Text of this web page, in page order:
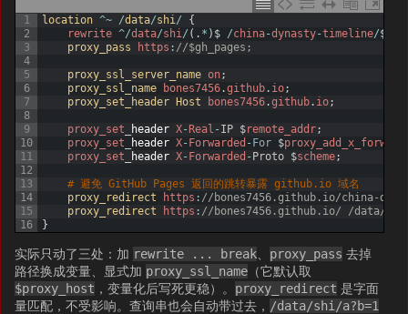
1
2
3
4
5
6
7
8
9
10
11
12
13
14
15
16
location ^~ /data/shi /
{
rewrite ^/data/shi / ( . * ) $ /china-dynasty-timeline/$
proxy_pass
https : //$gh_pages;
proxy_ssl_server_name on;
proxy_ssl_name
bones7456.github. io;
proxy_set_header Host bones7456.github. io;
proxy_set header X-Real - IP $remote_addr;
proxy_set
header X-Forwarded -For $
proxy_set
header X- Forwarded - Proto $scheme;
# 避免 GitHub Pages 返回的跳转暴露 github.io 域名
proxy_redirect
https : //bones7456.github.io/china-
proxy_redirect
https : //bones7456.github.io/ /data/
}
实际只动了三处：加 rewrite ... break proxy_pass 去掉
路径换成变量、显式加 proxy_ssl_name （它默认取
$proxy_host ，变量化后写死更稳）。 proxy_redirect 是字面
量匹配，不受影响。查询串也会自动带过去， /data/shi/a?b=1